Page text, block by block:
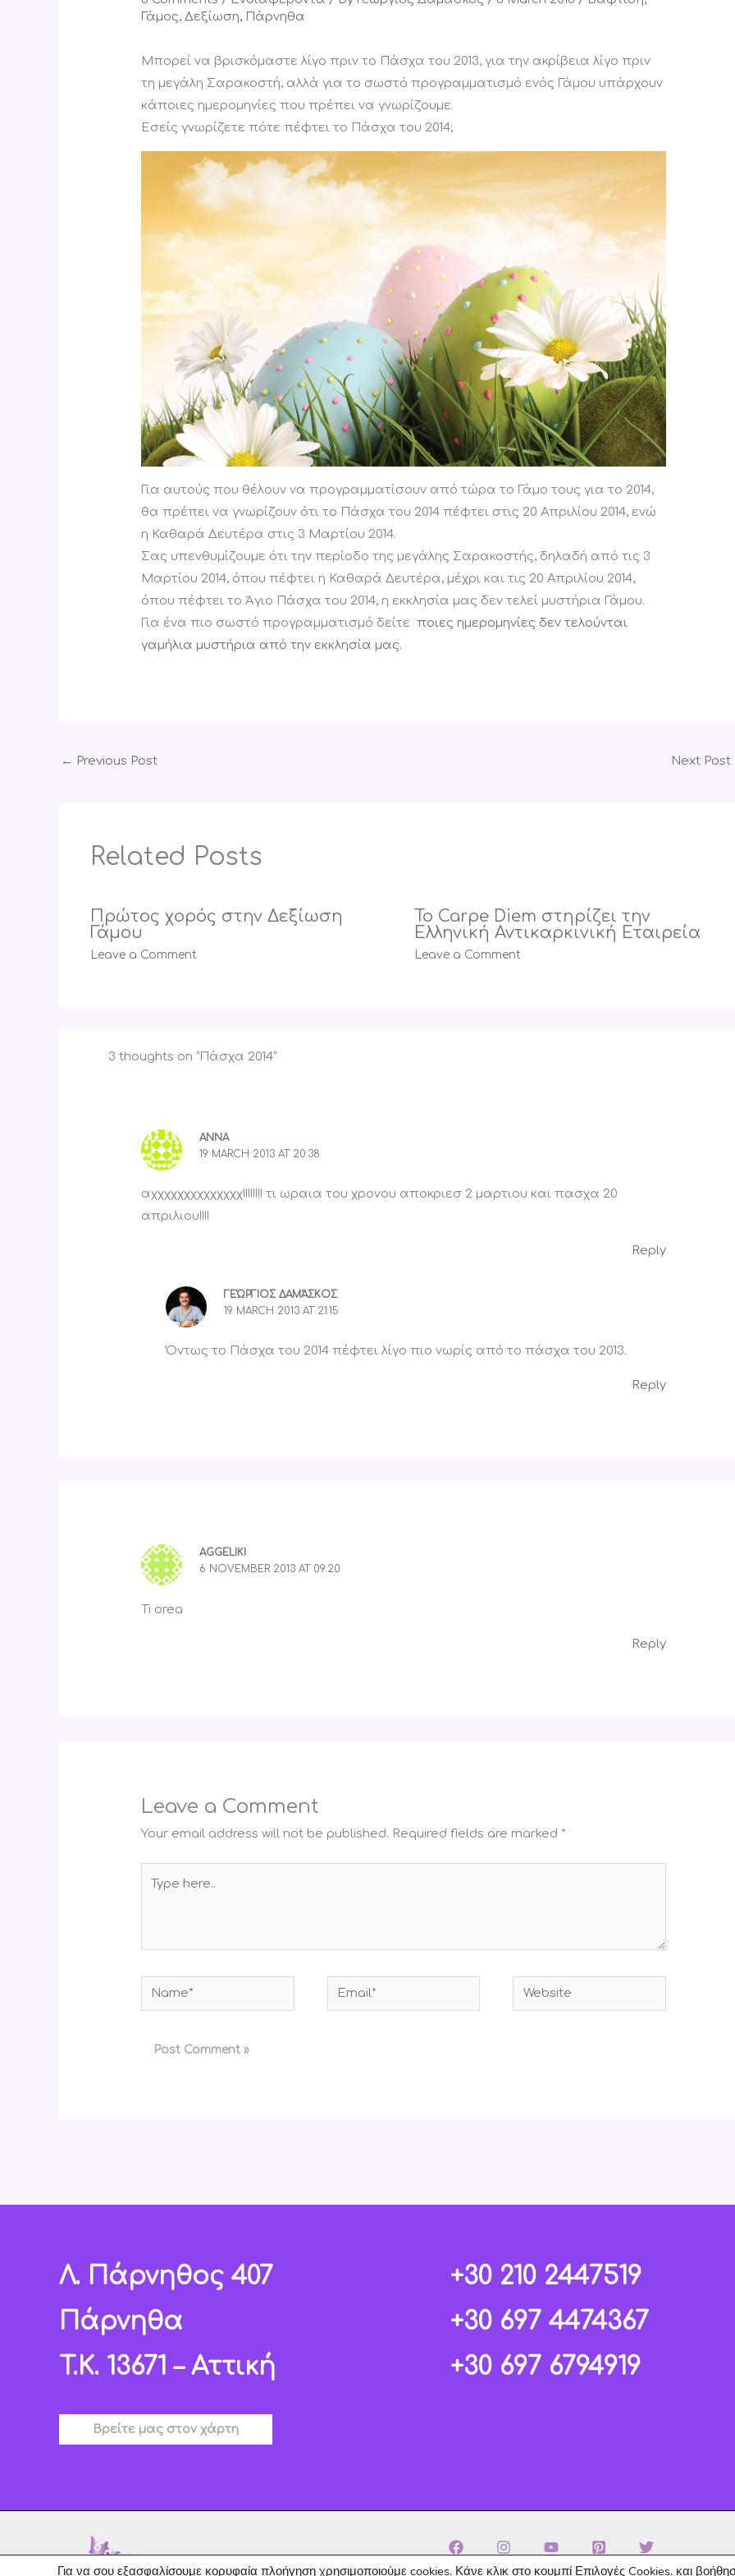
Γάμος,Δεξίωση, Πάρνηθα
Μπορεί να βρισκόμαστε λίγο πριν το Πάσχα του 2013, για την ακρίβεια λίγο πριν
τη μεγάλη Σαρακοστή, αλλά για το σωστό προγραμματισμό ενός Γάμου υπάρχουν
κάποιες ημερομηνίες που πρέπει να γνωρίζουμε.
Εσείς γνωρίζετε πότε πέφτει το Πάσχα του 2014;
Για αυτούς που θέλουν να προγραμματίσουν από τώρα το Γάμο τους για το 2014,
θα πρέπει να γνωρίζουν ότι το Πάσχα του 2014 πέφτει στις 20 Απριλίου 2014, ενώ
η Καθαρά Δευτέρα στις 3 Μαρτίου 2014.
Σας υπενθυμίζουμε ότι την περίοδο της μεγάλης Σαρακοστής, δηλαδή από τις 3
Μαρτίου 2014, όπου πέφτει η Καθαρά Δευτέρα, μέχρι και τις 20 Απριλίου 2014,
όπου πέφτει το Άγιο Πάσχα του 2014, η εκκλησία μας δεν τελεί μυστήρια Γάμου.
Για ένα πιο σωστό προγραμματισμό δείτεποιες ημερομηνίες δεν τελούνται
γαμήλια μυστήρια από την εκκλησία μας.
← Previous Post Next Post
Related Posts
Πρώτος χορός στην Δεξίωση
Γάμου
Leave a Comment
Το Carpe Diem στηρίζει την
Ελληνική Αντικαρκινική Εταιρεία
Leave a Comment
3 thoughts on “Πάσχα 2014”
ΑΝΝΑ
19 MARCH 2013 AT 20:38
αχχχχχχχχχχχχχχ!!!!!!!! τι ωραια του χρονου αποκριεσ 2 μαρτιου και πασχα 20
απριλιου!!!!
Reply
ΓΕΏΡΓΙΟΣ ΔΑΜΆΣΚΟΣ
19 MARCH 2013 AT 21:15
Όντως το Πάσχα του 2014 πέφτει λίγο πιο νωρίς από το πάσχα του 2013.
Reply
AGGELIKI
6 NOVEMBER 2013 AT 09:20
Ti orea
Reply
Leave a Comment
Your email address will not be published. Required fields are marked *
Name* Email* Website
Λ. Πάρνηθος 407
Πάρνηθα
T.K. 13671 – Αττική
Βρείτε μας στον χάρτη
+30 210 2447519
+30 697 4474367
+30 697 6794919
Για να σου εξασφαλίσουμε κορυφαία πλοήγηση χρησιμοποιούμε cookies. Κάνε κλικ στο κουμπί Επιλογές Cookies. και